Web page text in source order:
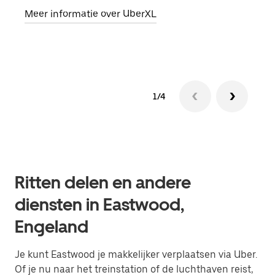
Meer informatie over UberXL
1/4
Ritten delen en andere
diensten in Eastwood,
Engeland
Je kunt Eastwood je makkelijker verplaatsen via Uber.
Of je nu naar het treinstation of de luchthaven reist,